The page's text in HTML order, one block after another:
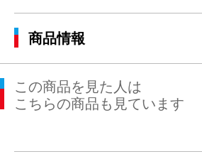
商品情報
この商品を見た人は
こちらの商品も見ています